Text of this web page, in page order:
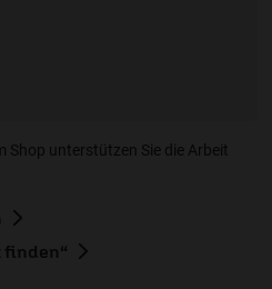
Shop unterstützen Sie die Arbeit
finden“